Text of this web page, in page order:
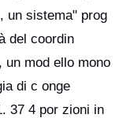
un sistema" prog
del coordin
un mod ello mono
di c onge
37 4 por zioni in